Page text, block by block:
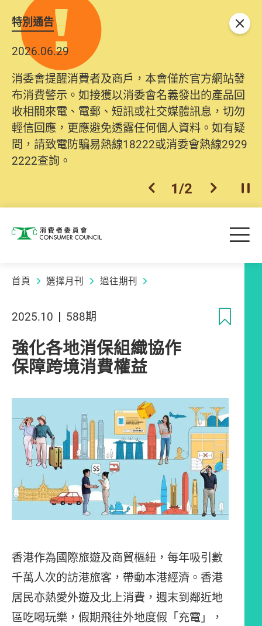
特別通告
2026.06.29
消委會提醒消費者及商戶，本會僅於官方網站發
布消費警示。如接獲以消委會名義發出的產品回
收相關來電、電郵、短訊或社交媒體訊息，切勿
輕信回應，更應避免透露任何個人資料。如有疑
問，請致電防騙易熱線18222或消委會熱線2929
2222查詢。
上一個
1/2 下一個開
關閉
消費者委員會 目
首頁 選擇月刊 過往期刊
2025.10 588期
強化各地消保組織協作
保障跨境消費權益
香港作為國際旅遊及商貿樞紐，每年吸引數
千萬人次的訪港旅客，帶動本港經濟。香港
居民亦熱愛外遊及北上消費，週末到鄰近地
區吃喝玩樂，假期飛往外地度假「充電」，